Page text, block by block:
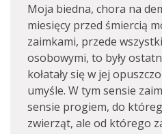
Moja biedna, chora na
miesięcy przed śmiercią
zaimkami, przede
osobowymi, to były
kołatały się w jej
umyśle. W tym sensie
sensie progiem, do
zwierząt, ale od którego